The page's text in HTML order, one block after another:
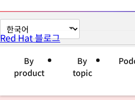
페
이
변
Red Hat 블로그
By
product
By
topic